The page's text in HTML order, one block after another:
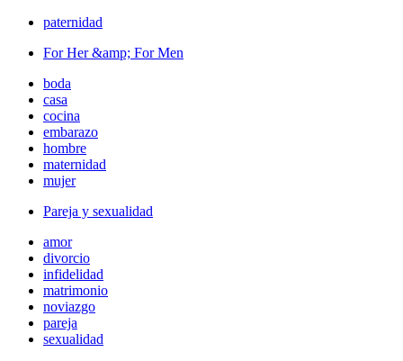
paternidad
For Her &amp; For Men
boda
casa
cocina
embarazo
hombre
maternidad
mujer
Pareja y sexualidad
amor
divorcio
infidelidad
matrimonio
noviazgo
pareja
sexualidad